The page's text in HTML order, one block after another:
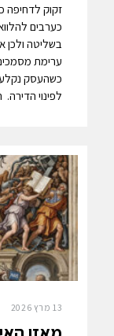
זקוק לדחיפה
כערבים
בשליטה ולכן
ערימת
כשהעסק
לפינוי
13 מרץ 2026